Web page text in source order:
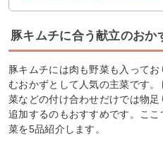
豚キムチに合う献立のおか
豚キムチには肉も野菜も入って
むおかずとして人気の主菜です
菜などの付け合わせだけでは物
追加するのもおすすめです。こ
菜を5品紹介します。